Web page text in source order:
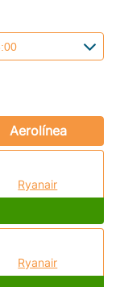
Aerolínea
Ryanair
Ryanair